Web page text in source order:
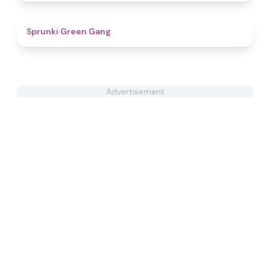
Sprunki Green Gang
Advertisement